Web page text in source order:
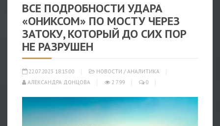
ВСЕ ПОДРОБНОСТИ УДАРА
«ОНИКСОМ» ПО МОСТУ ЧЕРЕЗ
ЗАТОКУ, КОТОРЫЙ ДО СИХ ПОР
НЕ РАЗРУШЕН
22.07.2023 18:15:00 НОВОСТИ / АНАЛИТИКА
АЛЕКСАНДРА ДОНЦОВА
2 799 0